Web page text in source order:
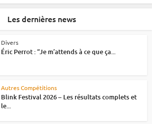
Les dernières news
Divers
Éric Perrot : “Je m’attends à ce que ça...
Autres Compétitions
Blink Festival 2026 – Les résultats complets et
le...